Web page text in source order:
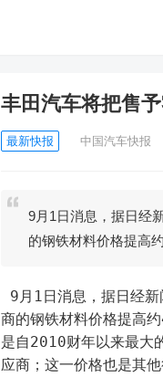
丰田汽车将把售
最新快报 中国汽车快报
9月1日消息，据日经
的钢铁材料价格提高
商的钢铁材料价格提高
是自2010财年以来最大
应商；这一价格也是其